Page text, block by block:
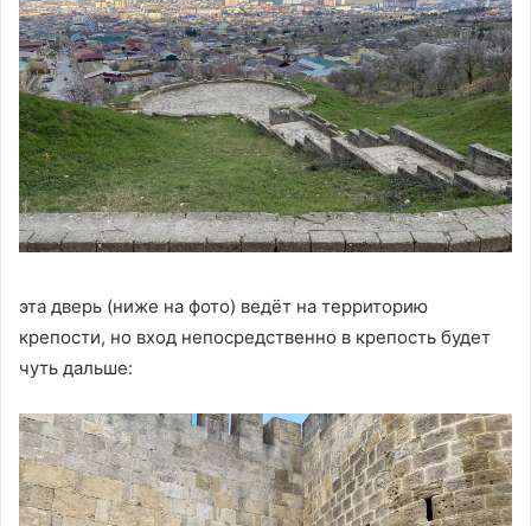
эта дверь (ниже на фото) ведёт на территорию
крепости, но вход непосредственно в крепость будет
чуть дальше: